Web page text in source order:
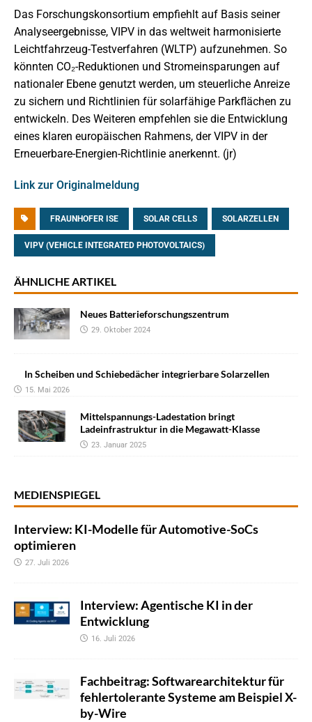
Das Forschungskonsortium empfiehlt auf Basis seiner
Analyseergebnisse, VIPV in das weltweit harmonisierte
Leichtfahrzeug-Testverfahren (WLTP) aufzunehmen. So
könnten CO₂-Reduktionen und Stromeinsparungen auf
nationaler Ebene genutzt werden, um steuerliche Anreize
zu sichern und Richtlinien für solarfähige Parkflächen zu
entwickeln. Des Weiteren empfehlen sie die Entwicklung
eines klaren europäischen Rahmens, der VIPV in der
Erneuerbare-Energien-Richtlinie anerkennt. (jr)
Link zur Originalmeldung
FRAUNHOFER ISE SOLAR CELLS SOLARZELLEN
VIPV (VEHICLE INTEGRATED PHOTOVOLTAICS)
ÄHNLICHE ARTIKEL
Neues Batterieforschungszentrum
29. Oktober 2024
In Scheiben und Schiebedächer integrierbare Solarzellen
15. Mai 2026
Mittelspannungs-Ladestation bringt
Ladeinfrastruktur in die Megawatt-Klasse
23. Januar 2025
MEDIENSPIEGEL
Interview: KI-Modelle für Automotive-SoCs
optimieren
27. Juli 2026
Interview: Agentische KI in der
Entwicklung
16. Juli 2026
Fachbeitrag: Softwarearchitektur für
fehlertolerante Systeme am Beispiel X-
by-Wire